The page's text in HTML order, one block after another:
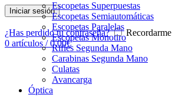
Iniciar sesión
¿Has perdido tu contraseña?
Recordarme
0 artículos / 0,00€
Escopetas Superpuestas
Escopetas Semiautomáticas
Escopetas Paralelas
Escopetas Monotiro
Rifles Segunda Mano
Carabinas Segunda Mano
Culatas
Avancarga
Óptica